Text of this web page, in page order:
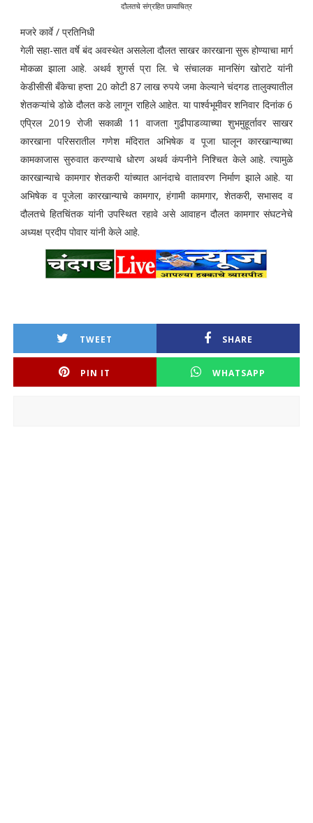
दौलतचे संग्रहित छायाचित्र
मजरे कार्वे / प्रतिनिधी
गेली सहा-सात वर्षे बंद अवस्थेत असलेला दौलत साखर कारखाना सुरू होण्याचा मार्ग
मोकळा झाला आहे. अथर्व शुगर्स प्रा लि. चे संचालक मानसिंग खोराटे यांनी
केडीसीसी बँकेचा हप्ता 20 कोटी 87 लाख रुपये जमा केल्याने चंदगड तालुक्‍यातील
शेतकऱ्यांचे डोळे दौलत कडे लागून राहिले आहेत. या पार्श्वभूमीवर शनिवार दिनांक 6
एप्रिल 2019 रोजी सकाळी 11 वाजता गुढीपाडव्याच्या शुभमुहूर्तावर साखर
कारखाना परिसरातील गणेश मंदिरात अभिषेक व पूजा घालून कारखान्याच्या
कामकाजास सुरुवात करण्याचे धोरण अथर्व कंपनीने निश्चित केले आहे. त्यामुळे
कारखान्याचे कामगार शेतकरी यांच्यात आनंदाचे वातावरण निर्माण झाले आहे. या
अभिषेक व पूजेला कारखान्याचे कामगार, हंगामी कामगार, शेतकरी, सभासद व
दौलतचे हितचिंतक यांनी उपस्थित रहावे असे आवाहन दौलत कामगार संघटनेचे
अध्यक्ष प्रदीप पोवार यांनी केले आहे.
TWEET SHARE
PIN IT WHATSAPP